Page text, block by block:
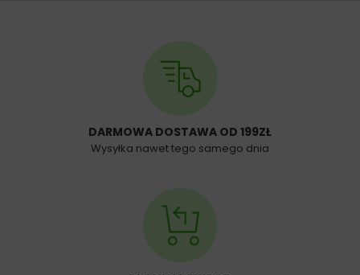
DARMOWA DOSTAWA OD 199ZŁ
Wysyłka nawet tego samego dnia